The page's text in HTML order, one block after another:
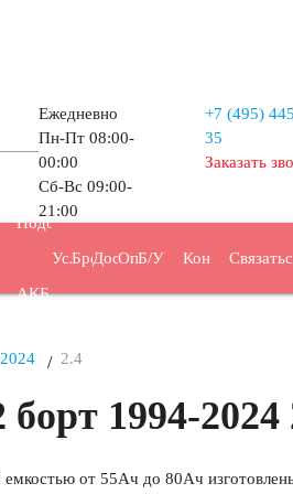
Ежедневно
Пн-Пт 08:00-
00:00
Сб-Вс 09:00-
21:00
+7 (495)
35
Заказать
Подбор
АКБ
Услуги
Бренды
Доставка
Оплата
Б/У Контакты
2.4
1994-
от 55Ач до 80Ач